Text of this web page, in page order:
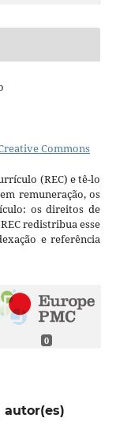
Commons
(REC) e tê-lo
remuneração, os
os direitos de
redistribua esse
e referência
0
autor(es)